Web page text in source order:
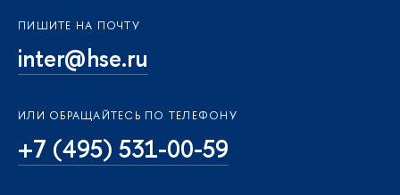
ПИШИТЕ НА ПОЧТУ
inter@hse.ru
ИЛИ ОБРАЩАЙТЕСЬ ПО ТЕЛЕФОНУ
+7 (495) 531-00-59